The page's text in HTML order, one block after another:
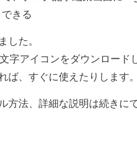
きる
した。
字アイコンをダウンロード
ば、すぐに使えたりします
方法、詳細な説明は続きに